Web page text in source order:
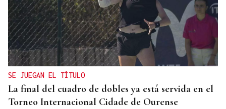
SE JUEGAN EL TÍTULO
La final del cuadro de dobles ya está servida en el
Torneo Internacional Cidade de Ourense